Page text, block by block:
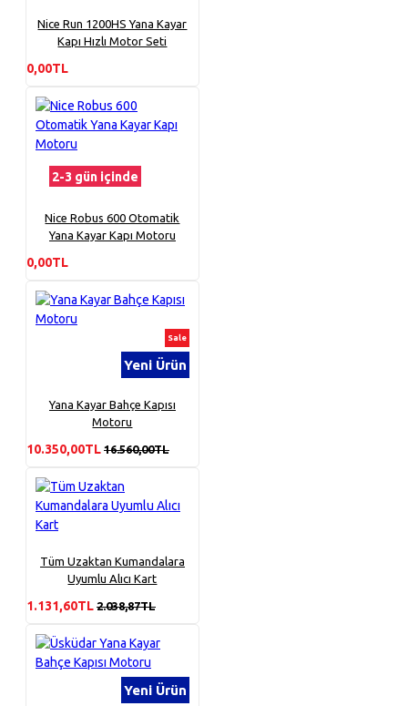
Nice Run 1200HS Yana Kayar
Kapı Hızlı Motor Seti
0,00TL
2-3 gün içinde
Nice Robus 600 Otomatik
Yana Kayar Kapı Motoru
0,00TL
Sale
Yeni Ürün
Yana Kayar Bahçe Kapısı
Motoru
10.350,00TL 16.560,00TL
Tüm Uzaktan Kumandalara
Uyumlu Alıcı Kart
1.131,60TL 2.038,87TL
Yeni Ürün